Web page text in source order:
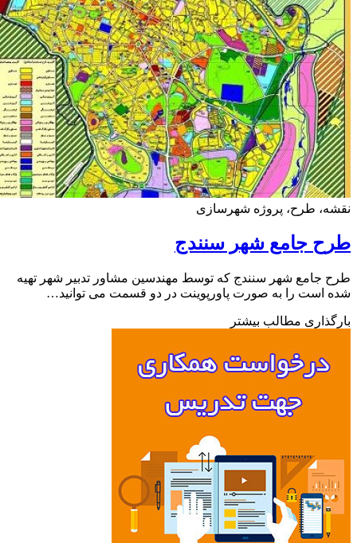
طرح، پروژه شهرسازی
جامع شهر سنندج
جامع شهر سنندج که توسط مهندسین مشاور تدبیر شهر تهیه
است را به صورت پاورپوینت در دو قسمت می توانید…
مطالب بیشتر